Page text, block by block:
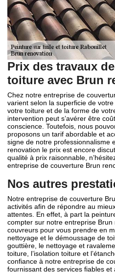
Prix des travaux
toiture avec Brun
Chez notre entreprise de
varient selon la superficie de
votre toiture et de la forme de
intervention peut s’avérer être
conscience. Toutefois, nous
proposons un tarif abordable et
signe de notre professionnalisme
renovation le prix est encore
qualité à prix raisonnable,
entreprise de couverture Brun
Nos autres
Notre entreprise de couverture
activités afin de répondre au
attentes. En effet, à part la
compter sur notre entreprise
couvreurs pour vous prendre en
nettoyage et le démoussage de
gouttière, le nettoyage et
toiture, l’isolation toiture et
confiance à notre entreprise de
fournissant des services fiables et